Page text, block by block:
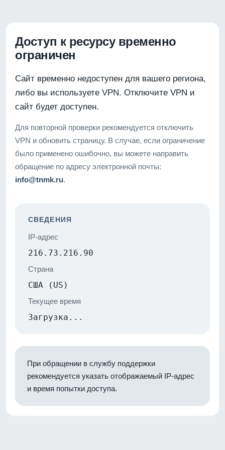
Доступ к ресурсу временно
ограничен
Сайт временно недоступен для вашего региона,
либо вы используете VPN. Отключите VPN и
сайт будет доступен.
Для повторной проверки рекомендуется отключить
VPN и обновить страницу. В случае, если ограничение
было применено ошибочно, вы можете направить
обращение по адресу электронной почты:
info@tnmk.ru.
СВЕДЕНИЯ
IP-адрес
216.73.216.90
Страна
США (US)
Текущее время
Загрузка...
При обращении в службу поддержки
рекомендуется указать отображаемый IP-адрес
и время попытки доступа.